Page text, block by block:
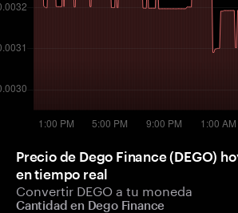
Precio de Dego Finance (DEGO)
en tiempo real
Convertir DEGO a tu moneda
Cantidad en Dego Finance